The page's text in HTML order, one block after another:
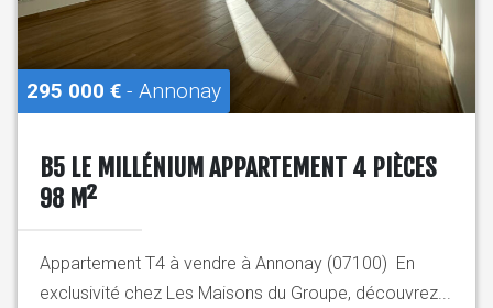
295 000 € - Annonay
B5 LE MILLÉNIUM APPARTEMENT 4 PIÈCES
98 M²
Appartement T4 à vendre à Annonay (07100) En
exclusivité chez Les Maisons du Groupe, découvrez...